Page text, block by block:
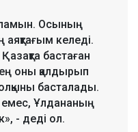
Осының
келеді.
бастаған
оны қалдырып
басталады.
емес, Ұлдананың
- деді ол.